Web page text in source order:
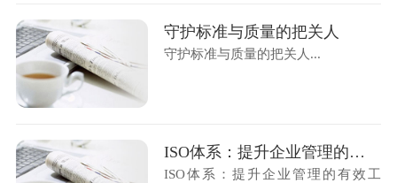
守护标准与质量的把关人
守护标准与质量的把关人...
ISO体系：提升企业管理的有效工具
ISO体系：提升企业管理的有效工